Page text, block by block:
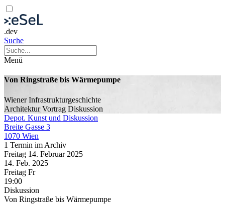
.dev
Suche
Menü
Von Ringstraße bis Wärmepumpe
Wiener Infrastrukturgeschichte
ArchitekturVortrag Diskussion
Depot. Kunst und Diskussion
Breite Gasse 3
1070 Wien
1 Termin im Archiv
Freitag 14. Februar 2025
14. Feb. 2025
Freitag Fr
19:00
Diskussion
Von Ringstraße bis Wärmepumpe